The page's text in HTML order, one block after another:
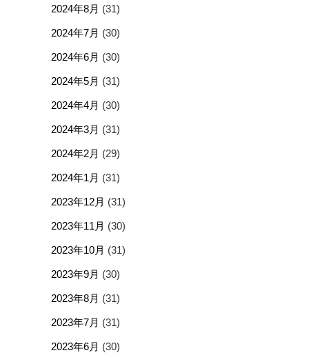
2024年8月 (31)
2024年7月 (30)
2024年6月 (30)
2024年5月 (31)
2024年4月 (30)
2024年3月 (31)
2024年2月 (29)
2024年1月 (31)
2023年12月 (31)
2023年11月 (30)
2023年10月 (31)
2023年9月 (30)
2023年8月 (31)
2023年7月 (31)
2023年6月 (30)